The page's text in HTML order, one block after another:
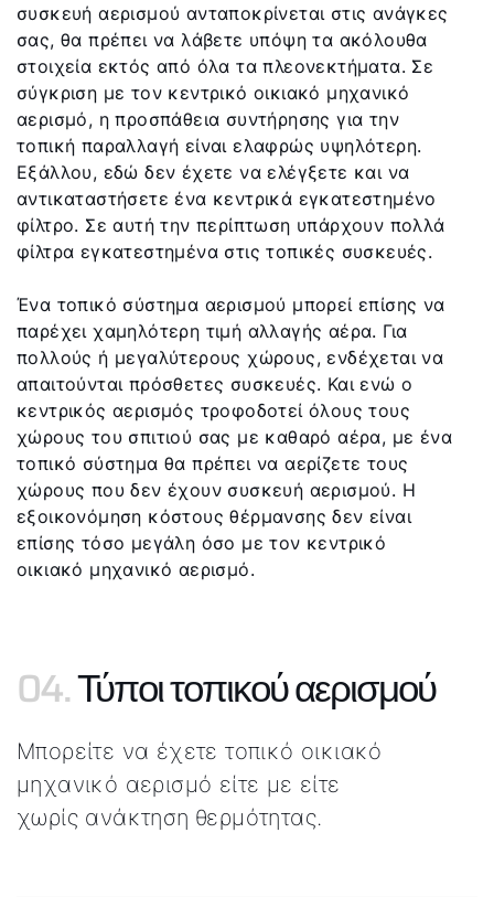
συσκευή αερισμού ανταποκρίνεται στις ανάγκες
σας, θα πρέπει να λάβετε υπόψη τα ακόλουθα
στοιχεία εκτός από όλα τα πλεονεκτήματα. Σε
σύγκριση με τον κεντρικό οικιακό μηχανικό
αερισμό, η προσπάθεια συντήρησης για την
τοπική παραλλαγή είναι ελαφρώς υψηλότερη.
Εξάλλου, εδώ δεν έχετε να ελέγξετε και να
αντικαταστήσετε ένα κεντρικά εγκατεστημένο
φίλτρο. Σε αυτή την περίπτωση υπάρχουν πολλά
φίλτρα εγκατεστημένα στις τοπικές συσκευές.
Ένα τοπικό σύστημα αερισμού μπορεί επίσης να
παρέχει χαμηλότερη τιμή αλλαγής αέρα. Για
πολλούς ή μεγαλύτερους χώρους, ενδέχεται να
απαιτούνται πρόσθετες συσκευές. Και ενώ ο
κεντρικός αερισμός τροφοδοτεί όλους τους
χώρους του σπιτιού σας με καθαρό αέρα, με ένα
τοπικό σύστημα θα πρέπει να αερίζετε τους
χώρους που δεν έχουν συσκευή αερισμού. Η
εξοικονόμηση κόστους θέρμανσης δεν είναι
επίσης τόσο μεγάλη όσο με τον κεντρικό
οικιακό μηχανικό αερισμό.
04.Τύποι τοπικού αερισμού
Μπορείτε να έχετε τοπικό οικιακό
μηχανικό αερισμό είτε με είτε
χωρίς ανάκτηση θερμότητας.